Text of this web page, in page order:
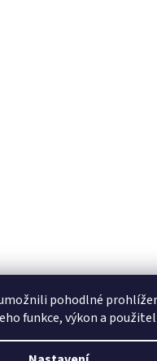
pohodlné
funkce, výkon a